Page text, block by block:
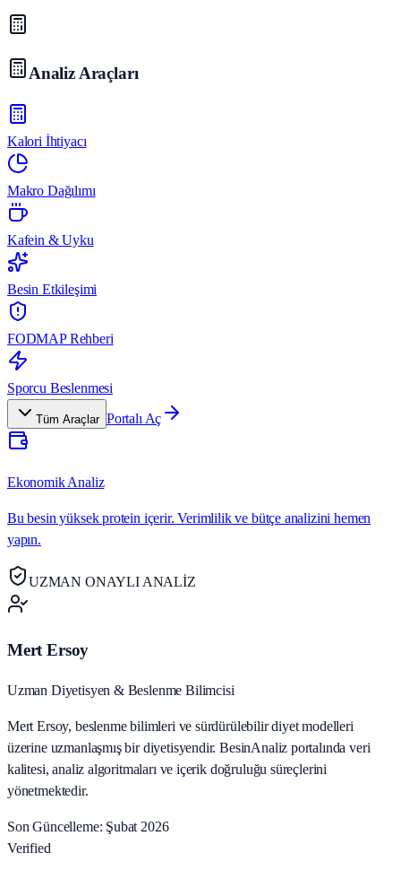
Analiz Araçları
Kalori İhtiyacı
Makro Dağılımı
Kafein & Uyku
Besin Etkileşimi
FODMAP Rehberi
Sporcu Beslenmesi
Tüm Araçlar Portalı Aç
Ekonomik Analiz
Bu besin yüksek protein içerir. Verimlilik ve bütçe analizini hemen
yapın.
UZMAN ONAYLI ANALİZ
Mert Ersoy
Uzman Diyetisyen & Beslenme Bilimcisi
Mert Ersoy, beslenme bilimleri ve sürdürülebilir diyet modelleri
üzerine uzmanlaşmış bir diyetisyendir. BesinAnaliz portalında veri
kalitesi, analiz algoritmaları ve içerik doğruluğu süreçlerini
yönetmektedir.
Son Güncelleme: Şubat 2026
Verified